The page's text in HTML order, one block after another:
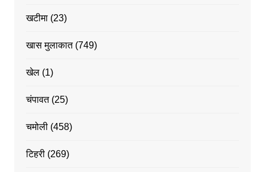
खटीमा(23)
खास मुलाकात(749)
खेल(1)
चंपावत(25)
चमोली(458)
टिहरी(269)